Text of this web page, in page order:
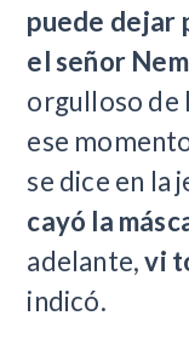
puede dejar
el señor
orgulloso de
ese
se dice en la
cayó la
adelante,vi
indicó.